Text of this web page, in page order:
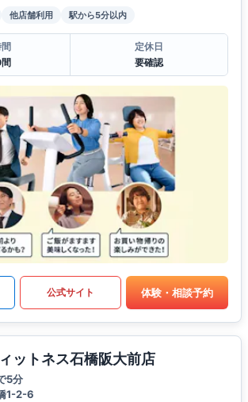
他店舗利用 駅から5分以内
定休日
要確認
公式サイト 体験・相談予約
ットネス石橋阪大前店
5分
1-2-6